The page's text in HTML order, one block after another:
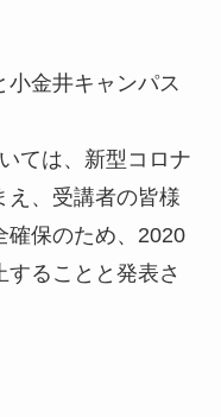
小金井キャンパス
ては、新型コロナ
え、受講者の皆様
確保のため、2020
ることと発表さ